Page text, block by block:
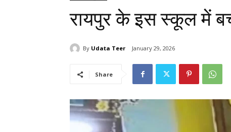
रायपुर के इस स्कूल में
By Udata Teer January 29, 2026
Share